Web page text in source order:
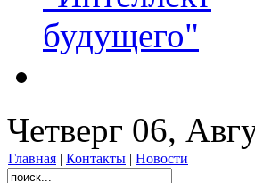
будущего"
Четверг 06,
Главная | Контакты | Новости